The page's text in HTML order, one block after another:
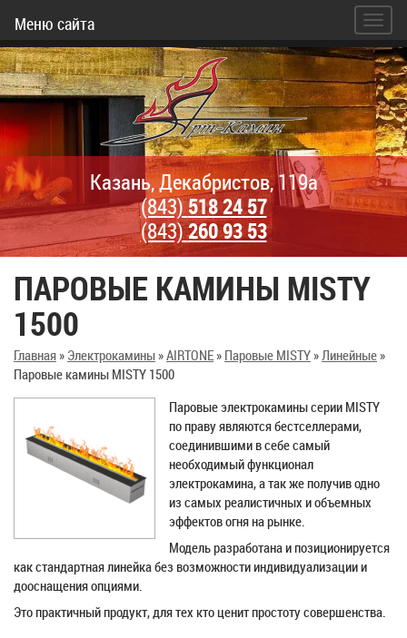
Меню сайта
Казань, Декабристов, 119а
(843)518 24 57
(843)260 93 53
ПАРОВЫЕ КАМИНЫ MISTY
1500
Главная» Электрокамины»AIRTONE» Паровые MISTY»Линейные»
Паровые камины MISTY 1500
Паровые электрокамины серии MISTY
по праву являются бестселлерами,
соединившими в себе самый
необходимый функционал
электрокамина, а так же получив одно
из самых реалистичных и объемных
эффектов огня на рынке.
Модель разработана и позиционируется
как стандартная линейка без возможности индивидуализации и
дооснащения опциями.
Это практичный продукт, для тех кто ценит простоту совершенства.